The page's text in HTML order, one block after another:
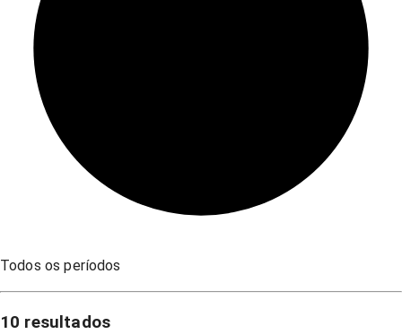
Todos os períodos
10 resultados